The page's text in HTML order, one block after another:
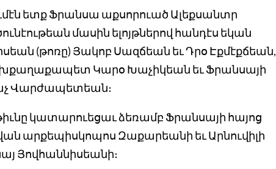
ետք Ֆրանսա աքսորուած Ալեքսանտր
մասին ելոյթներով հանդէս եկան
(թոռը) Յակոբ Սազճեան եւ Դրօ Էքմէքճեան,
Կարօ Խաչիկեան եւ Ֆրանսայի
Վարժապետեան։
կատարուեցաւ ձեռամբ Ֆրանսայի հայոց
արքեպիսկոպոս Զաքարեանի եւ Արնուվիլի
Յովհաննիսեանի։